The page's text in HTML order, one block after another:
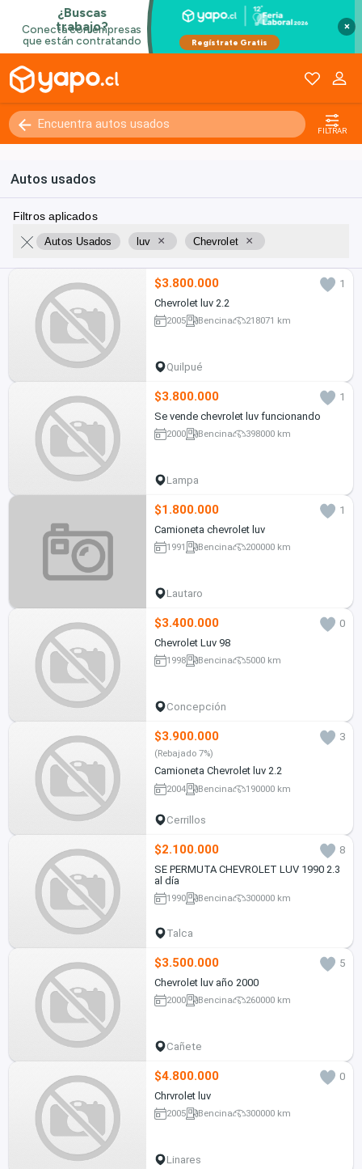
×
FILTRAR
Autos usados
Filtros aplicados
Autos Usados luv × Chevrolet ×
$3.800.000
1
Chevrolet luv 2.2
2005 Bencina 218071 km
Quilpué
$3.800.000
1
Se vende chevrolet luv funcionando
2000 Bencina 398000 km
Lampa
$1.800.000
1
Camioneta chevrolet luv
1991 Bencina 200000 km
Lautaro
$3.400.000
0
Chevrolet Luv 98
1998 Bencina 5000 km
Concepción
$3.900.000 3
(Rebajado 7%)
Camioneta Chevrolet luv 2.2
2004 Bencina 190000 km
Cerrillos
$2.100.000
8
SE PERMUTA CHEVROLET LUV 1990 2.3
al día
1990 Bencina 300000 km
Talca
$3.500.000
5
Chevrolet luv año 2000
2000 Bencina 260000 km
Cañete
$4.800.000
0
Chrvrolet luv
2005 Bencina 300000 km
Linares